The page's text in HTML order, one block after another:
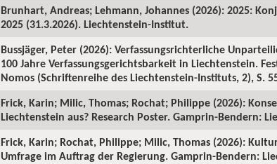
Brunhart, Andreas; Lehmann, Johannes (2026): 2025:
2025 (31.3.2026). Liechtenstein-Institut.
Bussjäger, Peter (2026): Verfassungsrichterliche
100 Jahre Verfassungsgerichtsbarkeit in Liechtenstein.
Nomos (Schriftenreihe des Liechtenstein-Instituts, 2), S.
Frick, Karin; Milic, Thomas; Rochat; Philippe (2026):
Liechtenstein aus? Research Poster. Gamprin-Bendern:
Frick, Karin; Rochat, Philippe; Milic, Thomas (2026):
Umfrage im Auftrag der Regierung. Gamprin-Bendern: